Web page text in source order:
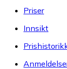
Priser
Innsikt